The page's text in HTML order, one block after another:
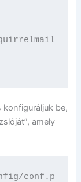
konfiguráljuk be,
amely
conf.pl